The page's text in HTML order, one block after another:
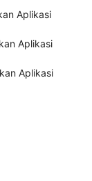
Aplikasi
Aplikasi
Aplikasi